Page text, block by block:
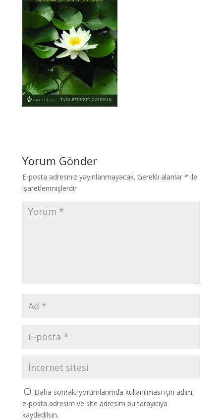
Yorum Gönder
E-posta adresiniz yayınlanmayacak. Gerekli alanlar * ile
işaretlenmişlerdir
Daha sonraki yorumlarımda kullanılması için adım,
e-posta adresim ve site adresim bu tarayıcıya
kaydedilsin.